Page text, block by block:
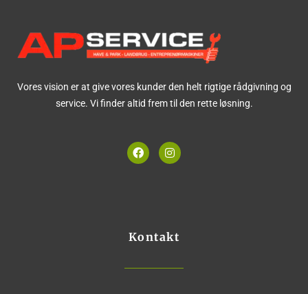
Vores vision er at give vores kunder den helt rigtige rådgivning og
service. Vi finder altid frem til den rette løsning.
F
a
I
n
m
Kontakt